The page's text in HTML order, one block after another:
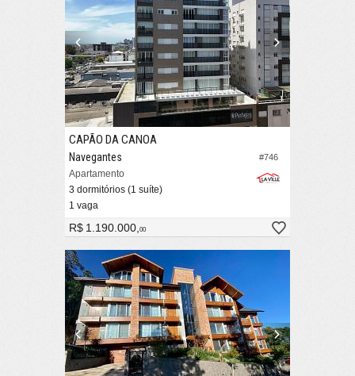
#746
CAPÃO DA CANOA
Navegantes
Apartamento
3 dormitórios (1 suíte)
1 vaga
R$ 1.190.000,00